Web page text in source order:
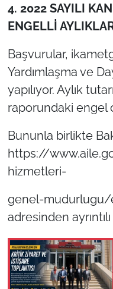
4. 2022 SAYILI
ENGELLİ
Başvurular,
Yardımlaşma ve
yapılıyor. Aylık
raporundaki engel
Bununla birlikte
https://
hizmetleri-
genel-
adresinden